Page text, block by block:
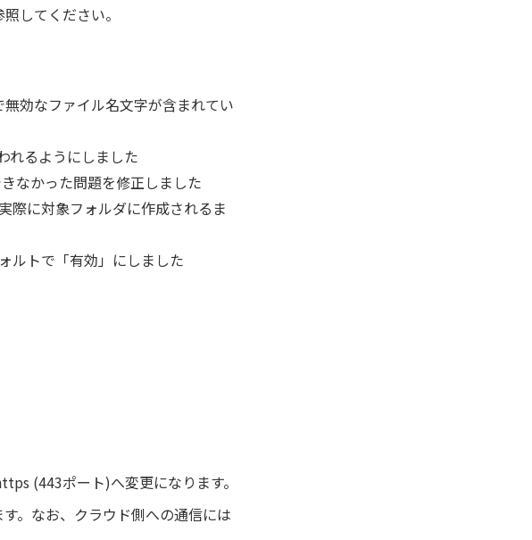
してください。
効なファイル名文字が含まれてい
れるようにしました
なかった問題を修正しました
際に対象フォルダに作成されるま
ルトで「有効」にしました
(443ポート)へ変更になります。
。なお、クラウド側への通信には